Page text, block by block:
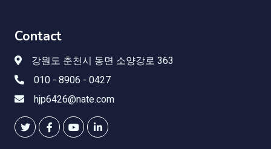
Contact
강원도 춘천시 동면 소양강로 363
010 - 8906 - 0427
hjp6426@nate.com